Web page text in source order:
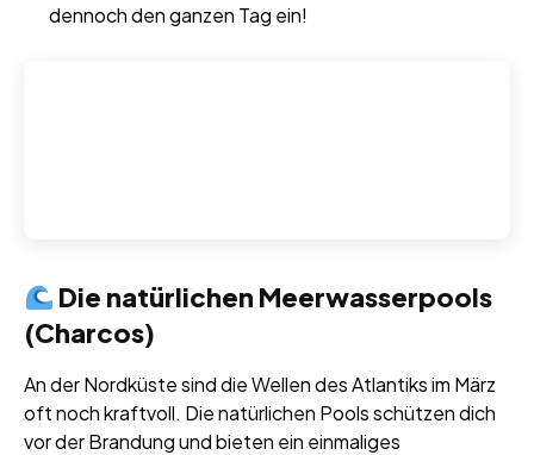
dennoch den ganzen Tag ein!
Die natürlichen Meerwasserpools
(Charcos)
An der Nordküste sind die Wellen des Atlantiks im März
oft noch kraftvoll. Die natürlichen Pools schützen dich
vor der Brandung und bieten ein einmaliges